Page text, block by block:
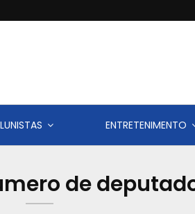
ENTRETENIMENTO
de